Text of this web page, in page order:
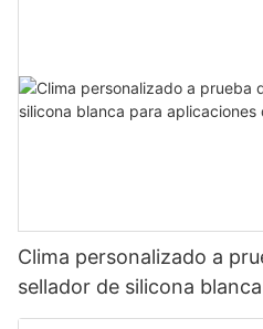
Clima personalizado a
sellador de silicona
baño de cocina